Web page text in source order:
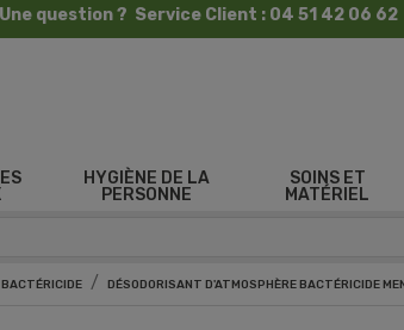
Une question ? Service Client : 04 51 42 06 62
HYGIÈNE DE LA
PERSONNE
SOINS ET
MATÉRIEL
DÉSODORISANT D'ATMOSPHÈRE BACTÉRICIDE